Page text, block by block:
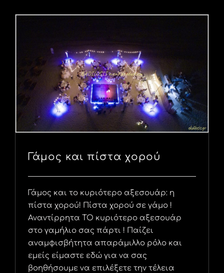
Γάμος και πίστα χορού
Γάμος και το κυριότερο αξεσουάρ: η
πίστα χορού! Πίστα χορού σε γάμο !
Αναντίρρητα ΤΟ κυριότερο αξεσουάρ
στο γαμήλιο σας πάρτι ! Παίζει
αναμφισβήτητα απαράμιλλο ρόλο και
εμείς είμαστε εδώ για να σας
βοηθήσουμε να επιλέξετε την τέλεια